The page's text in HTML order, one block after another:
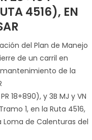
4516), EN
del Plan de Manejo
de un carril en
de la
18+890), y 3B MJ y VN
1, en la Ruta 4516,
Loma de Calenturas del